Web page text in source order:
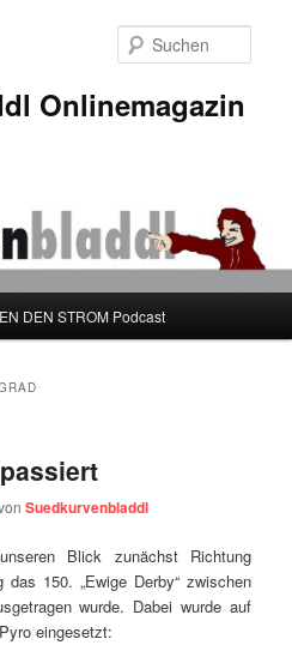
Onlinemagazin
DEN STROM Podcast
Suedkurvenbladdl
Blick zunächst Richtung
150. „Ewige Derby“ zwischen
wurde. Dabei wurde auf
eingesetzt: